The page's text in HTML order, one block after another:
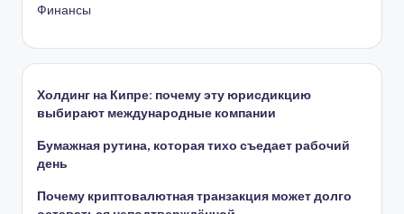
Финансы
Холдинг на Кипре: почему эту юрисдикцию
выбирают международные компании
Бумажная рутина, которая тихо съедает рабочий
день
Почему криптовалютная транзакция может долго